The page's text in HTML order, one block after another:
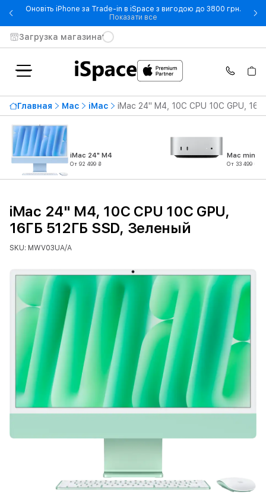
Оновіть iPhone за Trade-in в iSpace з вигодою до 3800 грн.
Показати все- Оновіть iPhone за Trade-in
Загрузка магазина
Главная Mac iMac iMac 24" M4, 10C CPU 10C GPU,
iMac 24" M4
От 92 499 ₴
Mac mini
От 33 499 ₴
iMac 24" M4, 10C CPU 10C GPU,
16ГБ 512ГБ SSD, Зеленый
SKU: MWV03UA/A